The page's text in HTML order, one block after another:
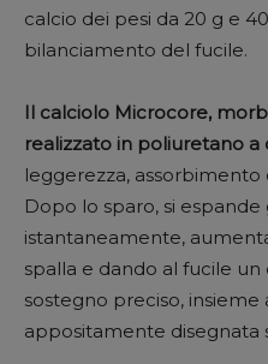
calcio dei pesi da 20 g e
bilanciamento del fucile.
Il calciolo Microcore,
realizzato in poliuretano
leggerezza,
Dopo lo sparo, si
istantaneamente,
spalla e dando al fucile
sostegno preciso, insieme
appositamente disegnata